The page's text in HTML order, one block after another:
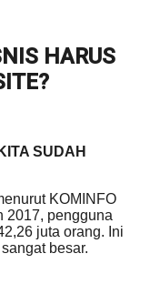
HARUS
SUDAH
KOMINFO
2017, pengguna
juta orang. Ini
besar.